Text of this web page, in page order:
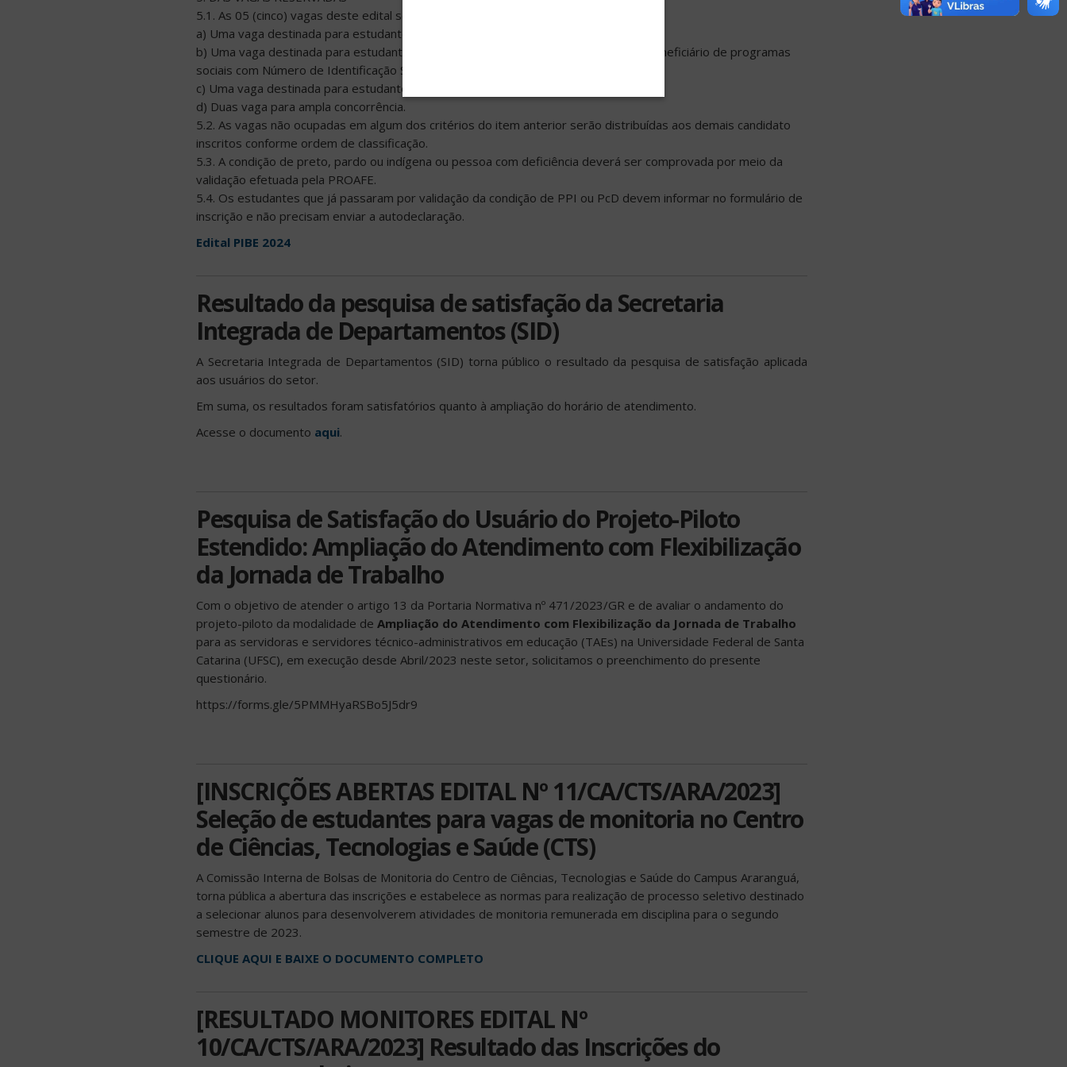
5.1. As 05 (cinco) vagas deste edital serão distribuídas, prioritariamente, assim:
a) Uma vaga destinada para estudante ingressante na UFSC por ação afirmativa PPI;
b) Uma vaga destinada para estudante com cadastro PRAE aprovado ou que seja beneficiário de programas
sociais com Número de Identificação Social – NIS/CadÚnico ativo;
c) Uma vaga destinada para estudante PcD;
d) Duas vaga para ampla concorrência.
5.2. As vagas não ocupadas em algum dos critérios do item anterior serão distribuídas aos demais candidato
inscritos conforme ordem de classificação.
5.3. A condição de preto, pardo ou indígena ou pessoa com deficiência deverá ser comprovada por meio da
validação efetuada pela PROAFE.
5.4. Os estudantes que já passaram por validação da condição de PPI ou PcD devem informar no formulário de
inscrição e não precisam enviar a autodeclaração.
Edital PIBE 2024
Resultado da pesquisa de satisfação da Secretaria
Integrada de Departamentos (SID)
A Secretaria Integrada de Departamentos (SID) torna público o resultado da pesquisa de satisfação aplicada
aos usuários do setor.
Em suma, os resultados foram satisfatórios quanto à ampliação do horário de atendimento.
Acesse o documento aqui.
Pesquisa de Satisfação do Usuário do Projeto-Piloto
Estendido: Ampliação do Atendimento com Flexibilização
da Jornada de Trabalho
Com o objetivo de atender o artigo 13 da Portaria Normativa nº 471/2023/GR e de avaliar o andamento do
projeto-piloto da modalidade de Ampliação do Atendimento com Flexibilização da Jornada de Trabalho
para as servidoras e servidores técnico-administrativos em educação (TAEs) na Universidade Federal de Santa
Catarina (UFSC), em execução desde Abril/2023 neste setor, solicitamos o preenchimento do presente
questionário.
https://forms.gle/5PMMHyaRSBo5J5dr9
[INSCRIÇÕES ABERTAS EDITAL Nº 11/CA/CTS/ARA/2023]
Seleção de estudantes para vagas de monitoria no Centro
de Ciências, Tecnologias e Saúde (CTS)
A Comissão Interna de Bolsas de Monitoria do Centro de Ciências, Tecnologias e Saúde do Campus Araranguá,
torna pública a abertura das inscrições e estabelece as normas para realização de processo seletivo destinado
a selecionar alunos para desenvolverem atividades de monitoria remunerada em disciplina para o segundo
semestre de 2023.
CLIQUE AQUI E BAIXE O DOCUMENTO COMPLETO
[RESULTADO MONITORES EDITAL Nº
10/CA/CTS/ARA/2023] Resultado das Inscrições do